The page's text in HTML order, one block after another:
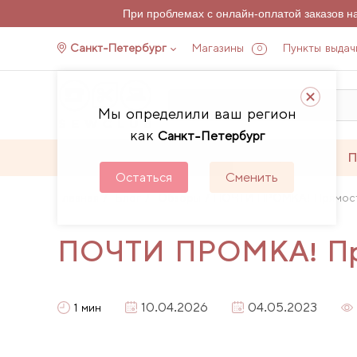
При проблемах с онлайн-оплатой заказов
Санкт-Петербург Магазины 0 Пункты
Мы определили ваш регион
как Санкт-Петербург
Остаться Сменить
Блог Обзоры ПОЧТИ ПРОМКА!
ПОЧТИ ПРОМКА!
1 мин 10.04.2026 04.05.2023